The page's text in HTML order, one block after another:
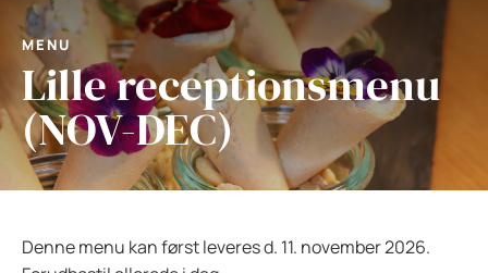
MENU
Lille receptionsmenu
(NOV-DEC)
Denne menu kan først leveres d. 11. november 2026.